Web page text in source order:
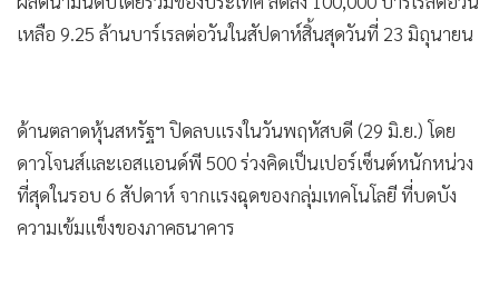
เหลือ 9.25 ล้านบาร์เรลต่อวันในสัปดาห์สิ้นสุดวันที่ 23 มิถุนายน
ด้านตลาดหุ้นสหรัฐฯ ปิดลบแรงในวันพฤหัสบดี (29 มิ.ย.) โดย
ดาวโจนส์และเอสแอนด์พี 500 ร่วงคิดเป็นเปอร์เซ็นต์หนักหน่วง
ที่สุดในรอบ 6 สัปดาห์ จากแรงฉุดของกลุ่มเทคโนโลยี ที่บดบัง
ความเข้มแข็งของภาคธนาคาร